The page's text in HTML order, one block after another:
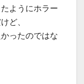
ようにホラー
ど、
ったのではな